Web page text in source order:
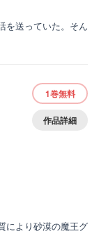
を送っていた。そん
1巻無料
作品詳細
により砂漠の魔王グ